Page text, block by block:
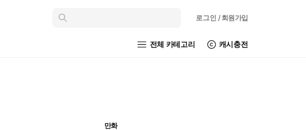
인
로그인 / 회원가입
전체 카테고리 캐시충전
만화